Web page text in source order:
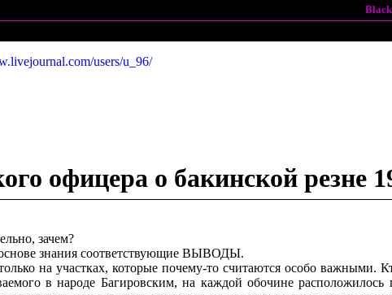
users/u_96/
офицера о бакинской резне
зачем?
знания соответствующие ВЫВОДЫ.
на участках, которые почему-то считаются особо важными.
в народе Багировским, на каждой обочине расположилось